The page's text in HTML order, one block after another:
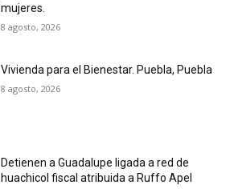
mujeres.
8 agosto, 2026
Vivienda para el Bienestar. Puebla, Puebla
8 agosto, 2026
Detienen a Guadalupe ligada a red de
huachicol fiscal atribuida a Ruffo Apel